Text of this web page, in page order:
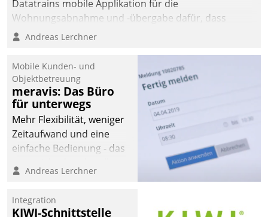
Datatrains mobile Applikation für die
Wohnungsabnahme und -übergabe dafür, dass
Mieter wohlgeordnet kommen und, so es sein muss,
Andreas Lerchner
Mobile Kunden- und
Objektbetreuung
meravis: Das Büro
für unterwegs
Mehr Flexibilität, weniger
Zeitaufwand und eine
einfache Bedienung - das
Cockpit für mobile
Datatrain. Die meravis
Andreas Lerchner
Integration
KIWI-Schnittstelle